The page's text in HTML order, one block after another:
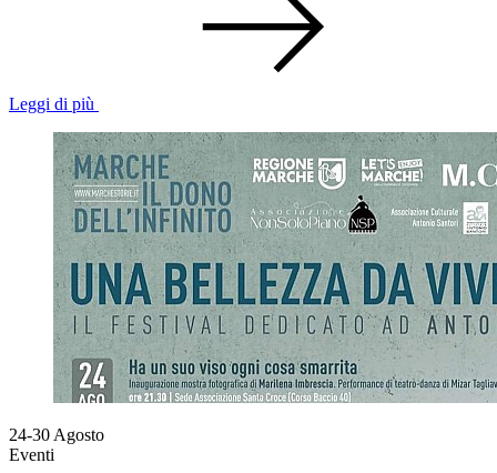
Leggi di più
24-30 Agosto
Eventi